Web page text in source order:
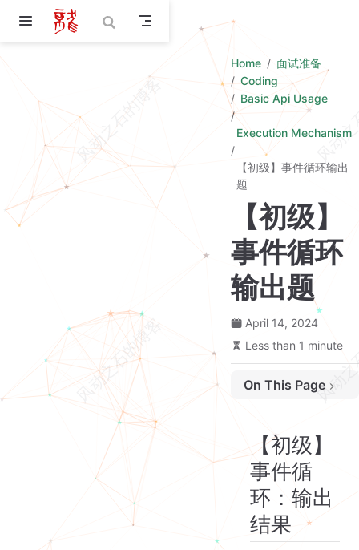
Skip to main content
Home
面试准备
Coding
Basic Api Usage
Execution Mechanism
【初级】事件循环输出
题
【初级】
事件循环
输出题
April 14, 2024
Less than 1 minute
On This Page
【初级】
事件循
环：输出
结果